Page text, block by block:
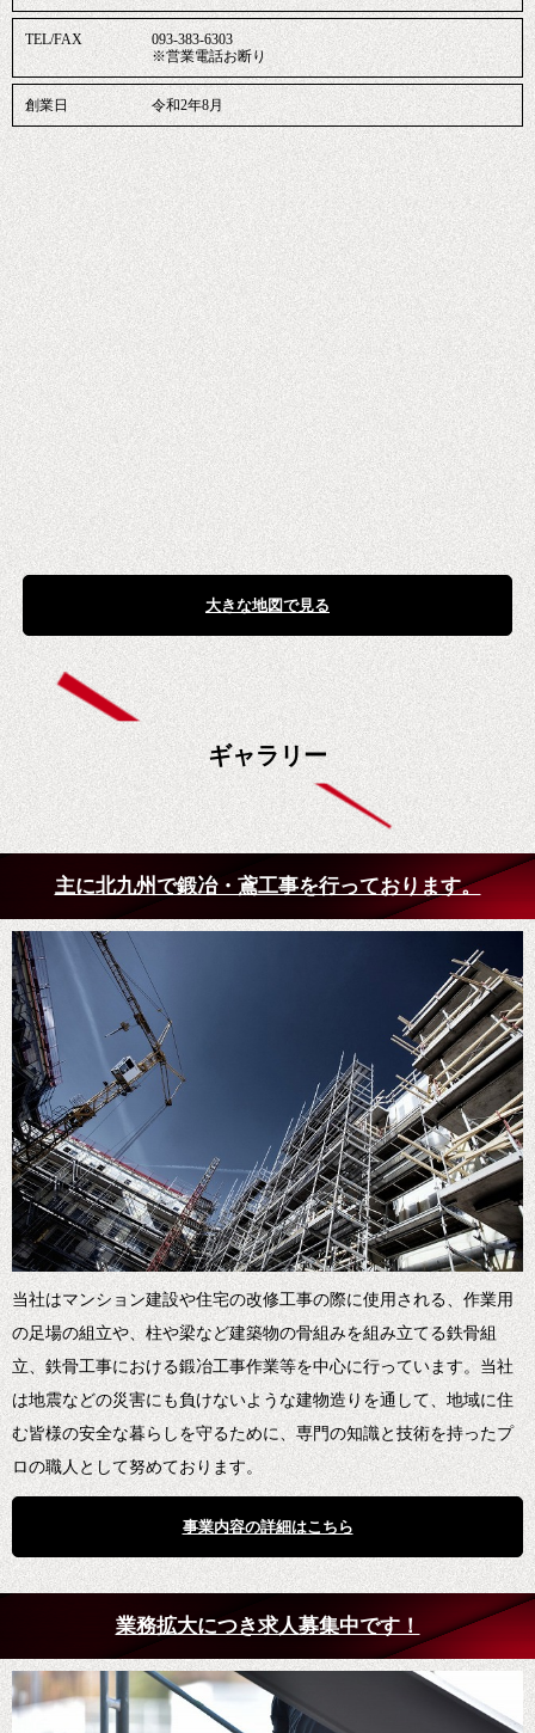
TEL/FAX
093-383-6303
※営業電話お断り
創業日 令和2年8月
大きな地図で見る
ギャラリー
主に北九州で鍛冶・鳶工事を行っております。
当社はマンション建設や住宅の改修工事の際に使用される、作業用
の足場の組立や、柱や梁など建築物の骨組みを組み立てる鉄骨組
立、鉄骨工事における鍛冶工事作業等を中心に行っています。当社
は地震などの災害にも負けないような建物造りを通して、地域に住
む皆様の安全な暮らしを守るために、専門の知識と技術を持ったプ
ロの職人として努めております。
事業内容の詳細はこちら
業務拡大につき求人募集中です！